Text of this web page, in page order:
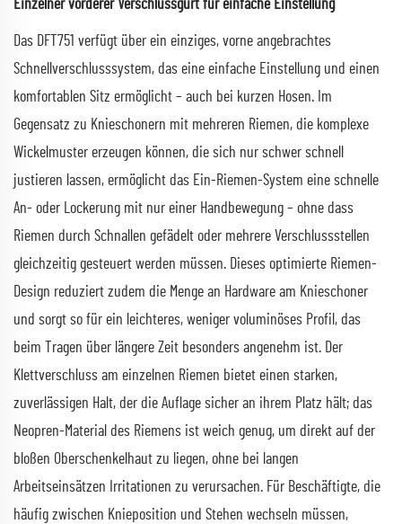
Einzelner vorderer Verschlussgurt für einfache Einstellung
Das DFT751 verfügt über ein einziges, vorne angebrachtes
Schnellverschlusssystem, das eine einfache Einstellung und einen
komfortablen Sitz ermöglicht – auch bei kurzen Hosen. Im
Gegensatz zu Knieschonern mit mehreren Riemen, die komplexe
Wickelmuster erzeugen können, die sich nur schwer schnell
justieren lassen, ermöglicht das Ein-Riemen-System eine schnelle
An- oder Lockerung mit nur einer Handbewegung – ohne dass
Riemen durch Schnallen gefädelt oder mehrere Verschlussstellen
gleichzeitig gesteuert werden müssen. Dieses optimierte Riemen-
Design reduziert zudem die Menge an Hardware am Knieschoner
und sorgt so für ein leichteres, weniger voluminöses Profil, das
beim Tragen über längere Zeit besonders angenehm ist. Der
Klettverschluss am einzelnen Riemen bietet einen starken,
zuverlässigen Halt, der die Auflage sicher an ihrem Platz hält; das
Neopren-Material des Riemens ist weich genug, um direkt auf der
bloßen Oberschenkelhaut zu liegen, ohne bei langen
Arbeitseinsätzen Irritationen zu verursachen. Für Beschäftigte, die
häufig zwischen Knieposition und Stehen wechseln müssen,